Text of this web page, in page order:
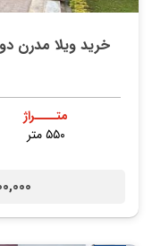
خرید ویلا مدرن
متــــراژ
۵۵۰ متر